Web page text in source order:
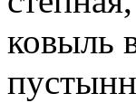
ковыль